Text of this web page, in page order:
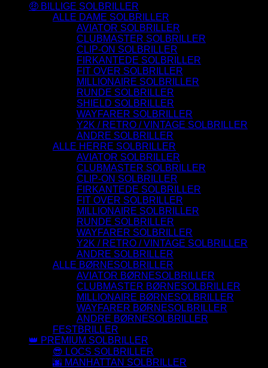
🤑 BILLIGE SOLBRILLER
ALLE DAME SOLBRILLER
AVIATOR SOLBRILLER
CLUBMASTER SOLBRILLER
CLIP-ON SOLBRILLER
FIRKANTEDE SOLBRILLER
FIT OVER SOLBRILLER
MILLIONAIRE SOLBRILLER
RUNDE SOLBRILLER
SHIELD SOLBRILLER
WAYFARER SOLBRILLER
Y2K / RETRO / VINTAGE SOLBRILLER
ANDRE SOLBRILLER
ALLE HERRE SOLBRILLER
AVIATOR SOLBRILLER
CLUBMASTER SOLBRILLER
CLIP-ON SOLBRILLER
FIRKANTEDE SOLBRILLER
FIT OVER SOLBRILLER
MILLIONAIRE SOLBRILLER
RUNDE SOLBRILLER
WAYFARER SOLBRILLER
Y2K / RETRO / VINTAGE SOLBRILLER
ANDRE SOLBRILLER
ALLE BØRNESOLBRILLER
AVIATOR BØRNESOLBRILLER
CLUBMASTER BØRNESOLBRILLER
MILLIONAIRE BØRNESOLBRILLER
WAYFARER BØRNESOLBRILLER
ANDRE BØRNESOLBRILLER
FESTBRILLER
👑 PREMIUM SOLBRILLER
😎 LOCS SOLBRILLER
🌆 MANHATTAN SOLBRILLER